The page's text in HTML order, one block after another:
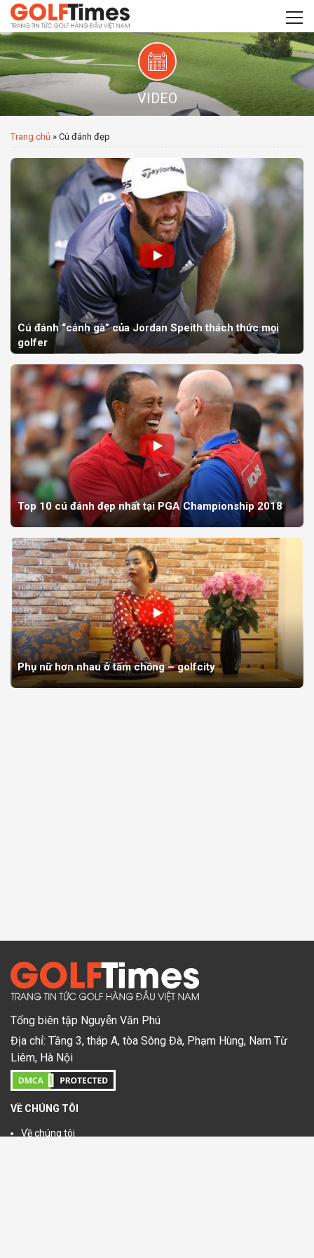
VIDEO
Trang chủ » Cú đánh đẹp
Cú đánh “cánh gà” của Jordan Speith thách thức mọi
golfer
Top 10 cú đánh đẹp nhất tại PGA Championship 2018
Phụ nữ hơn nhau ở tấm chồng – golfcity
Tổng biên tập Nguyễn Văn Phú
Địa chỉ: Tầng 3, tháp A, tòa Sông Đà, Phạm Hùng, Nam Từ
Liêm, Hà Nội
VỀ CHÚNG TÔI
Về chúng tôi